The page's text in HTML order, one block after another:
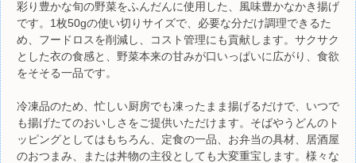
彩り豊かな旬の野菜をふんだんに使用した、風味豊かなかき揚げ
です。1枚50gの使い切りサイズで、必要な分だけ調理できるた
め、フードロスを削減し、コスト管理にも貢献します。サクサク
とした衣の食感と、野菜本来の甘みが口いっぱいに広がり、食欲
をそそる一品です。
冷凍品のため、忙しい厨房でも凍ったまま揚げるだけで、いつで
も揚げたてのおいしさをご提供いただけます。そばやうどんのト
ッピングとしてはもちろん、定食の一品、お弁当の具材、居酒屋
のおつまみ、または丼物の主役としても大変重宝します。様々な